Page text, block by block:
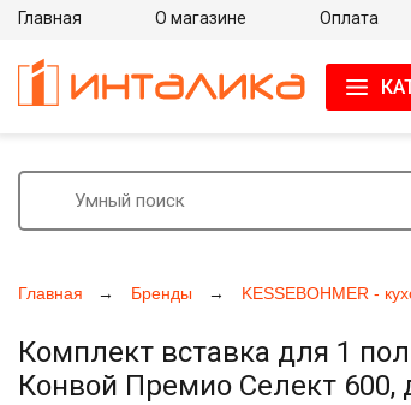
Главная Бренды KESSEBOHMER -
Комплект вставка для 1
Конвой Премио Селект 600,
Главная О магазине Оплата